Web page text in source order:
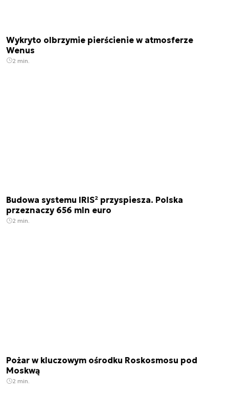
Wykryto olbrzymie pierścienie w atmosferze
Wenus
2 min.
Budowa systemu IRIS² przyspiesza. Polska
przeznaczy 656 mln euro
2 min.
Pożar w kluczowym ośrodku Roskosmosu pod
Moskwą
2 min.